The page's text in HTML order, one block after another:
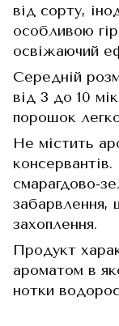
від сорту,
особливою
освіжаючий
Середній
від 3 до 10
порошок
Не містить
смарагдово-
забарвлення,
захоплення.
Продукт
ароматом в
нотки